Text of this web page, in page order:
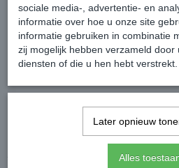
sociale media-, advertentie- en
informatie over hoe u onze site
informatie gebruiken in combinatie
zij mogelijk hebben verzameld door
diensten of die u hen hebt verstrekt.
Later opnieuw
Alles